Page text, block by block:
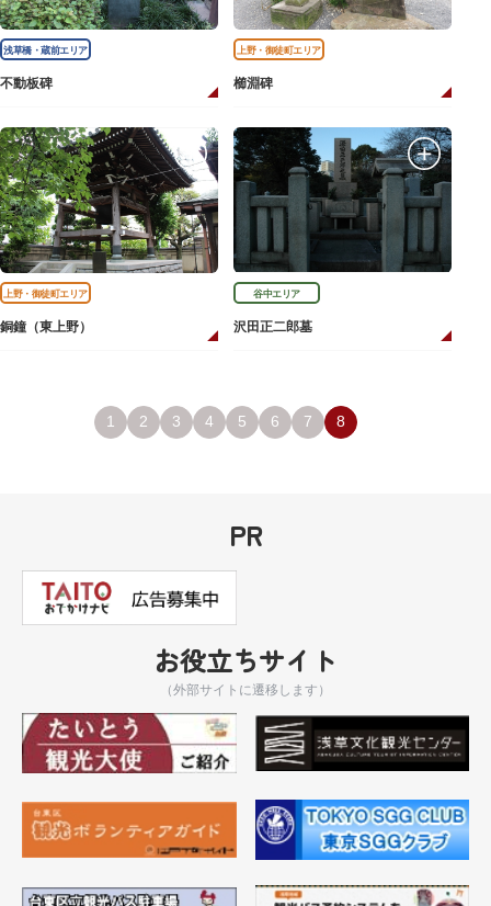
浅草橋・蔵前エリア
不動板碑
上野・御徒町エリア
櫛淵碑
上野・御徒町エリア
銅鐘（東上野）
谷中エリア
沢田正二郎墓
1 2 3 4 5 6 7 8
PR
お役立ちサイト
（外部サイトに遷移します）